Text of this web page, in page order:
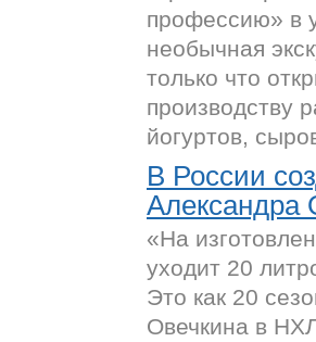
профессию» в
необычная
только что
производству
йогуртов,
В России
Александра
«На
уходит 20
Это как 20
Овечкина в